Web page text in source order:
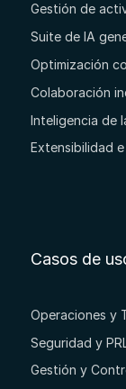
Gestión de
Suite de IA
Optimización
Colaboración
Inteligencia de
Extensibilidad
Casos de
Operaciones y
Seguridad y
Gestión y